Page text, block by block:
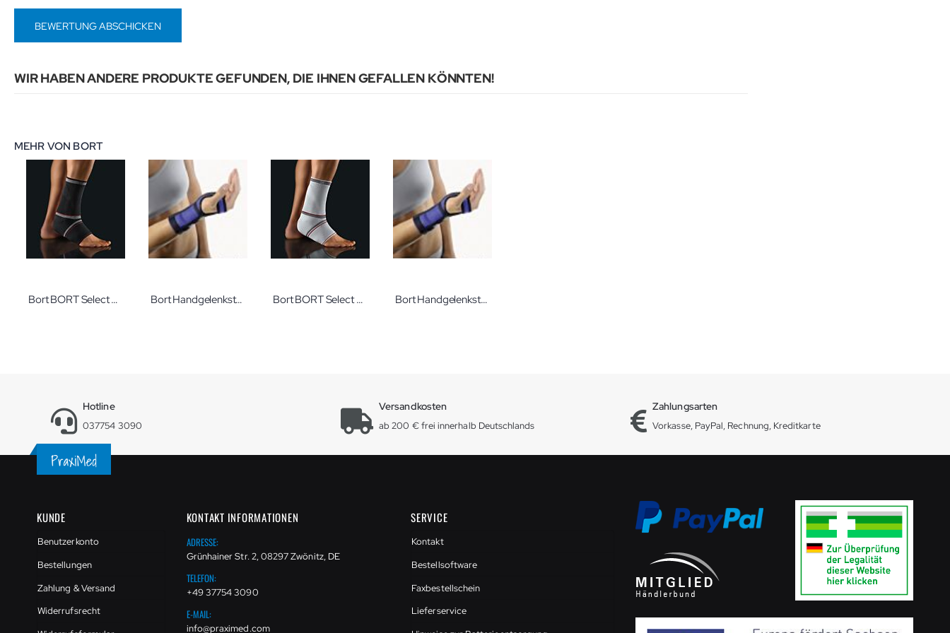
BEWERTUNG ABSCHICKEN
WIR HABEN ANDERE PRODUKTE GEFUNDEN, DIE IHNEN GEFALLEN KÖNNTEN!
MEHR VON BORT
Bort BORT Select AchilloStabil Plus Gr. M schwarz Achillessehnenbandage für höchste Ansprüche Bort Handgelenkstütze hautfarben Größe M links Handgelenkbandage Bort BORT Select AchilloStabil Plus Gr. L silber Achillessehnenbandage für höchste Ansprüche Bort Handgelenkstütze hautfarben Größe S links Handgelenkbandage
Hotline
037754 3090
Versandkosten
ab 200 € frei innerhalb Deutschlands
Zahlungsarten
Vorkasse, PayPal, Rechnung, Kreditkarte
KUNDE
Benutzerkonto
Bestellungen
Zahlung & Versand
Widerrufsrecht
KONTAKT INFORMATIONEN
ADRESSE:
Grünhainer Str. 2, 08297 Zwönitz, DE
TELEFON:
+49 37754 3090
E-MAIL:
info@praximed.com
SERVICE
Kontakt
Bestellsoftware
Faxbestellschein
Lieferservice